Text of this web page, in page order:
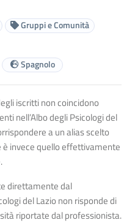
Gruppi e Comunità
Spagnolo
iscritti non coincidono
nell’Albo degli Psicologi del
a un alias scelto
invece quello effettivamente
direttamente dal
del Lazio non risponde di
riportate dal professionista.